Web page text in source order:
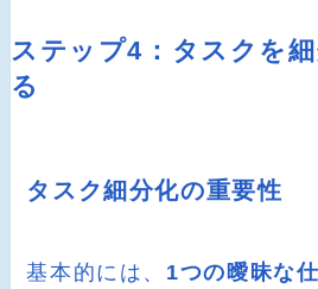
ステップ4：タスクを
る
タスク細分化の重要性
基本的には、 1つの曖昧な